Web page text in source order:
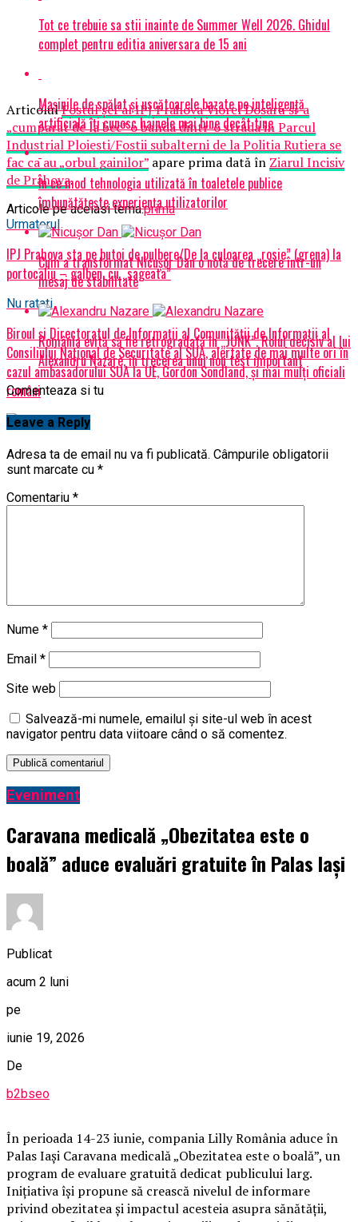
ArticolulFostul şef al IPJ Prahova Viorel Dosaru si-a
„cumparat de la bec” o banda dintr-o strada in Parcul
Industrial Ploiesti/Fostii subalterni de la Politia Rutiera se
fac ca au „orbul gainilor” apare prima dată în Ziarul Incisiv
de Prahova.
Articole pe aceiasi tema:prima
Urmatorul
IPJ Prahova sta pe butoi de pulbere/De la culoarea „rosie” (grena) la
portocaliu – galben, cu „sageata”
Nu ratati
Biroul şi Directoratul de Informaţii al Comunităţii de Informaţii al
Consiliului Naţional de Securitate al SUA, alertate de mai multe ori în
cazul ambasadorului SUA la UE, Gordon Sondland, şi mai mulţi oficiali
români
Tot ce trebuie sa stii inainte de Summer Well 2026. Ghidul
complet pentru editia aniversara de 15 ani
Mașinile de spălat și uscătoarele bazate pe inteligență
artificială îți cunosc hainele mai bine decât tine
În ce mod tehnologia utilizată în toaletele publice
îmbunătățește experiența utilizatorilor
Cum a transformat Nicușor Dan o notă de trecere într-un
mesaj de stabilitate
România evită să fie retrogradată în „JUNK”. Rolul decisiv al lui
Alexandru Nazare, în trecerea unui nou test important
Comenteaza si tu
Leave a Reply
Adresa ta de email nu va fi publicată. Câmpurile obligatorii
sunt marcate cu *
Comentariu *
Nume *
Email *
Site web
Salvează-mi numele, emailul și site-ul web în acest
navigator pentru data viitoare când o să comentez.
Eveniment
Caravana medicală „Obezitatea este o
boală” aduce evaluări gratuite în Palas Iași
Publicat
acum 2 luni
pe
iunie 19, 2026
De
b2bseo
În perioada 14-23 iunie, compania Lilly România aduce în
Palas Iași Caravana medicală „Obezitatea este o boală”, un
program de evaluare gratuită dedicat publicului larg.
Inițiativa își propune să crească nivelul de informare
privind obezitatea și impactul acesteia asupra sănătății,